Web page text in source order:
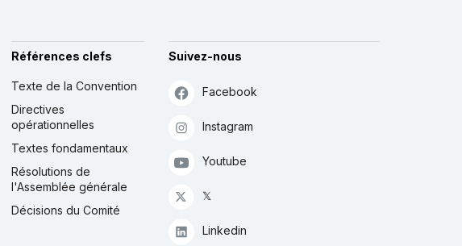
Références clefs
Texte de la Convention
Directives
opérationnelles
Textes fondamentaux
Résolutions de
l'Assemblée générale
Décisions du Comité
Suivez-nous
Facebook
Instagram
Youtube
𝕏
Linkedin